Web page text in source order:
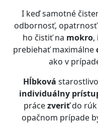
I keď samotné
odbornosť,
ho čistiť na mokro,
prebiehať maximálne
ako v
Hĺbková
individuálny
prácezveriťdo rúk
opačnom prípade